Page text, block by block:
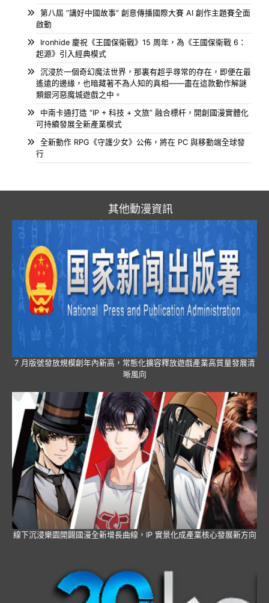
第八屆 “講好中國故事” 創意傳播國際大賽 AI 創作主題賽全面
啟動
Ironhide 慶祝《王國保衛戰》15 周年，為《王國保衛戰 6：
起源》引入經典模式
沉浸於一個奇幻魔法世界，那裏有超乎尋常的存在，即便在最
遙遠的邊緣，也暗藏著不為人知的真相——盡在這款動作解謎
類銀河惡魔城遊戲之中。
中南卡通打造 “IP + 科技 + 文旅” 融合標杆，開創國漫實體化
可持續發展全新產業模式
全新動作 RPG《守護少女》公佈，將在 PC 與移動端全球發
行
其他動漫資訊
7 月版號發放規模創年內新高，常態化擴容釋放遊戲產業高質量發展清
晰風向
線下沉浸樂園開闢國漫全新增長曲線，IP 實景化成產業核心發展新方向